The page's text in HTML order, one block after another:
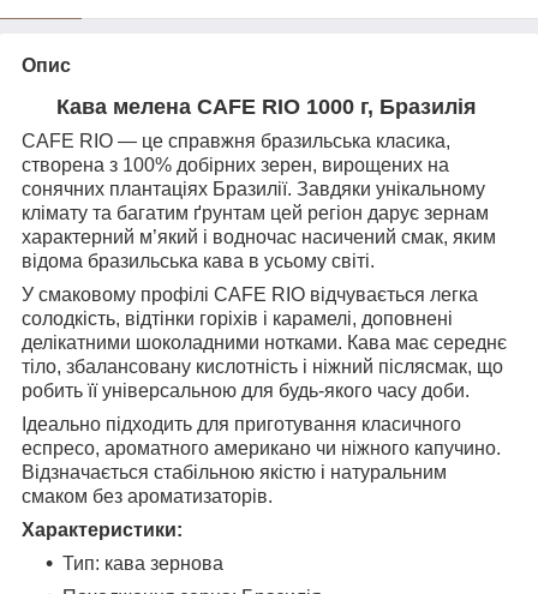
Опис
Кава мелена CAFE RIO 1000 г, Бразилія
CAFE RIO — це справжня бразильська класика,
створена з 100% добірних зерен, вирощених на
сонячних плантаціях Бразилії. Завдяки унікальному
клімату та багатим ґрунтам цей регіон дарує зернам
характерний м’який і водночас насичений смак, яким
відома бразильська кава в усьому світі.
У смаковому профілі CAFE RIO відчувається легка
солодкість, відтінки горіхів і карамелі, доповнені
делікатними шоколадними нотками. Кава має середнє
тіло, збалансовану кислотність і ніжний післясмак, що
робить її універсальною для будь-якого часу доби.
Ідеально підходить для приготування класичного
еспресо, ароматного американо чи ніжного капучино.
Відзначається стабільною якістю і натуральним
смаком без ароматизаторів.
Характеристики:
Тип: кава зернова